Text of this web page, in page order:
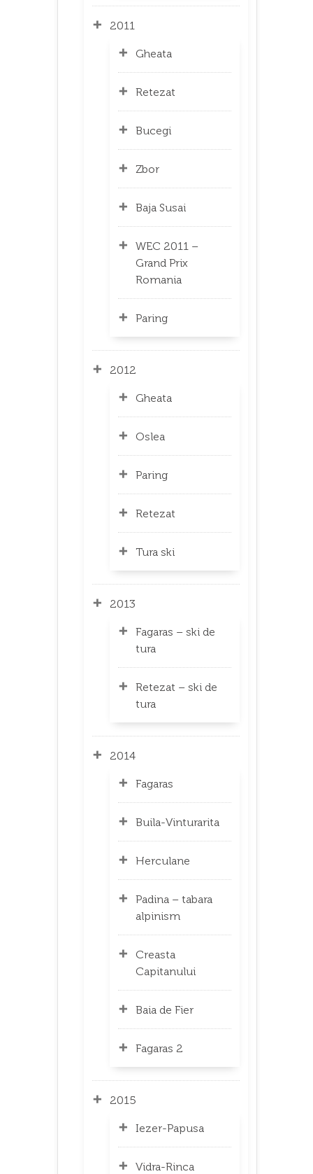
2011
Gheata
Retezat
Bucegi
Zbor
Baja Susai
WEC 2011 –
Grand Prix
Romania
Paring
2012
Gheata
Oslea
Paring
Retezat
Tura ski
2013
Fagaras – ski de
tura
Retezat – ski de
tura
2014
Fagaras
Buila-Vinturarita
Herculane
Padina – tabara
alpinism
Creasta
Capitanului
Baia de Fier
Fagaras 2
2015
Iezer-Papusa
Vidra-Rinca